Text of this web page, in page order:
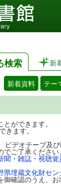
検索 新
新着資料 テー
ができます。
きます。
デオテープ及
ご了承ください
聞・雑誌・視聴
県埋蔵文化財セ
確認のうえ、お